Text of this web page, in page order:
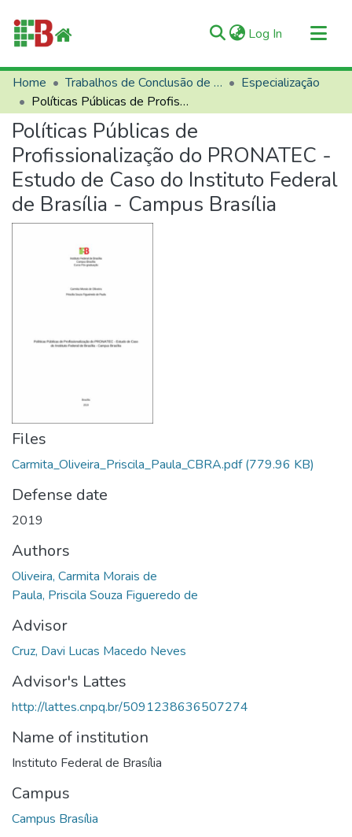
Log In (current)
Communities & Collections
All of RIIFB
Manuals and Terms
Statistics
About RIIFB
Help
Home Trabalhos de Conclusão de Curso (TCCs)
Especialização
Políticas Públicas de Profissionalização do PRONATEC - Estudo de Caso do Instituto Federal de Brasília - Campus Brasília
Políticas Públicas de
Profissionalização do PRONATEC -
Estudo de Caso do Instituto Federal
de Brasília - Campus Brasília
Files
Carmita_Oliveira_Priscila_Paula_CBRA.pdf(779.96 KB)
Defense date
2019
Authors
Oliveira, Carmita Morais de
Paula, Priscila Souza Figueredo de
Advisor
Cruz, Davi Lucas Macedo Neves
Advisor's Lattes
http://lattes.cnpq.br/5091238636507274
Name of institution
Instituto Federal de Brasília
Campus
Campus Brasília